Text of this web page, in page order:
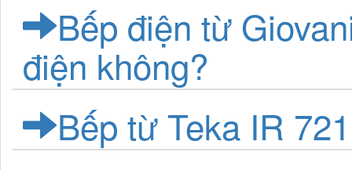
Bếp điện từ
điện không?
Bếp từ Teka IR